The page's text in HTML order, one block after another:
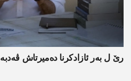
رێ ل بەر ئازادکرنا دەمیرتاش ڤەدبە